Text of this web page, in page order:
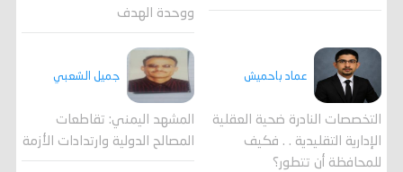
ووحدة الهدف
عماد باحميش
التخصصات النادرة ضحية العقلية
الإدارية التقليدية . . فكيف
للمحافظة أن تتطور؟
جميل الشعبي
المشهد اليمني: تقاطعات
المصالح الدولية وارتدادات الأزمة